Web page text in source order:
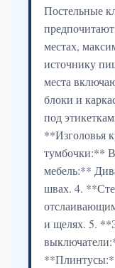
Постельные
местах,
источнику
места
блоки и
под
**Изголовья
тумбочки:**
мебель:**
швах. 4.
и щелях. 5.